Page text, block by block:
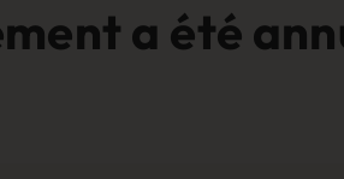
a été